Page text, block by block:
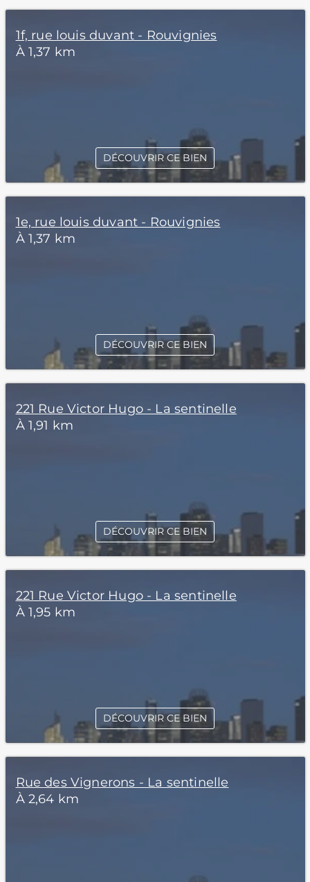
1f, rue louis duvant - Rouvignies
À 1,37 km
DÉCOUVRIR CE BIEN
1e, rue louis duvant - Rouvignies
À 1,37 km
DÉCOUVRIR CE BIEN
221 Rue Victor Hugo - La sentinelle
À 1,91 km
DÉCOUVRIR CE BIEN
221 Rue Victor Hugo - La sentinelle
À 1,95 km
DÉCOUVRIR CE BIEN
Rue des Vignerons - La sentinelle
À 2,64 km